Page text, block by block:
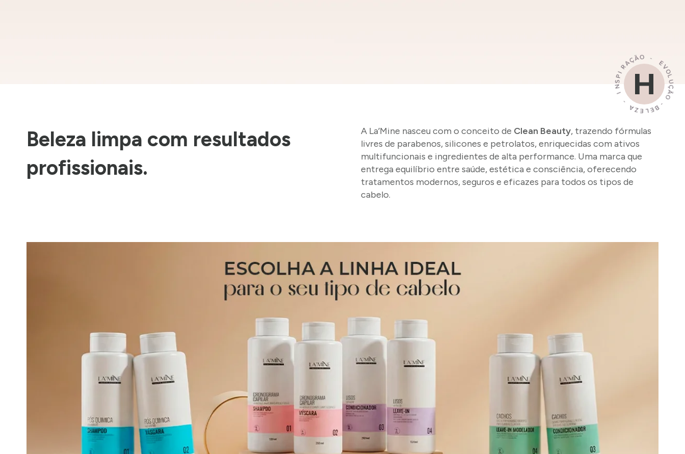
Beleza limpa com resultados
profissionais.
A La’Mine nasceu com o conceito de Clean Beauty, trazendo fórmulas
livres de parabenos, silicones e petrolatos, enriquecidas com ativos
multifuncionais e ingredientes de alta performance. Uma marca que
entrega equilíbrio entre saúde, estética e consciência, oferecendo
tratamentos modernos, seguros e eficazes para todos os tipos de
cabelo.